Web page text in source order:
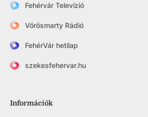
Fehérvár Televízió
Vörösmarty Rádió
FehérVár hetilap
szekesfehervar.hu
Információk